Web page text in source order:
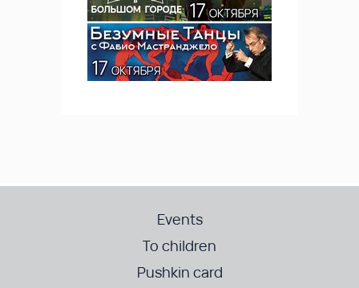
Events
To children
Pushkin card